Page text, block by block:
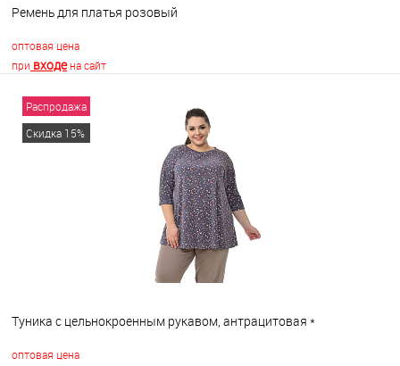
Ремень для платья розовый
оптовая цена
при входена сайт
В корзину
Распродажа
Скидка 15%
Туника с цельнокроенным рукавом, антрацитовая *
оптовая цена